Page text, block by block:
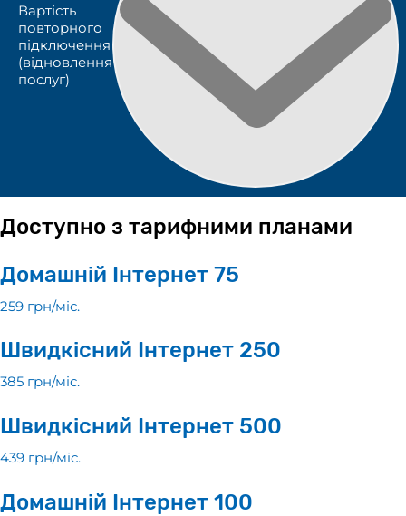
Вартість
повторного
підключення
(відновлення
послуг)
Доступно з тарифними планами
Домашній Інтернет 75
259 грн/мiс.
Швидкісний Інтернет 250
385 грн/мiс.
Швидкісний Інтернет 500
439 грн/мiс.
Домашній Інтернет 100